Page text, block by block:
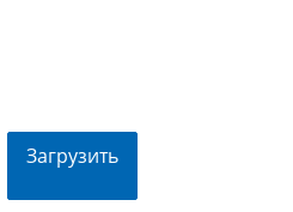
Загрузить